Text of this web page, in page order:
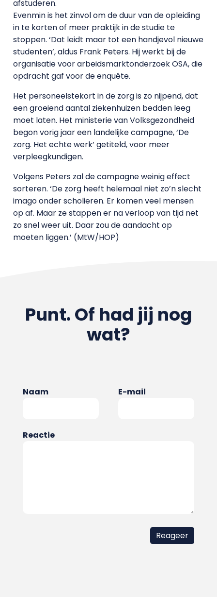
afstuderen.
Evenmin is het zinvol om de duur van de opleiding
in te korten of meer praktijk in de studie te
stoppen. ‘Dat leidt maar tot een handjevol nieuwe
studenten’, aldus Frank Peters. Hij werkt bij de
organisatie voor arbeidsmarktonderzoek OSA, die
opdracht gaf voor de enquête.
Het personeelstekort in de zorg is zo nijpend, dat
een groeiend aantal ziekenhuizen bedden leeg
moet laten. Het ministerie van Volksgezondheid
begon vorig jaar een landelijke campagne, ‘De
zorg. Het echte werk’ getiteld, voor meer
verpleegkundigen.
Volgens Peters zal de campagne weinig effect
sorteren. ‘De zorg heeft helemaal niet zo’n slecht
imago onder scholieren. Er komen veel mensen
op af. Maar ze stappen er na verloop van tijd net
zo snel weer uit. Daar zou de aandacht op
moeten liggen.’ (MtW/HOP)
Punt. Of had jij nog
wat?
Naam E-mail
Reactie